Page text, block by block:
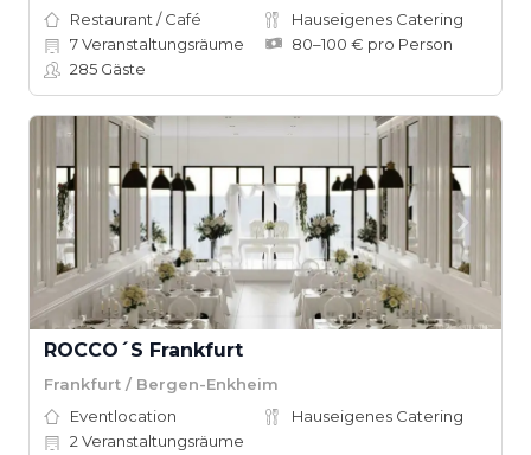
Restaurant / Café
Hauseigenes Catering
7Veranstaltungsräume
80–100 € pro Person
285 Gäste
ROCCO´S Frankfurt
Frankfurt / Bergen-Enkheim
Eventlocation
Hauseigenes Catering
2 Veranstaltungsräume